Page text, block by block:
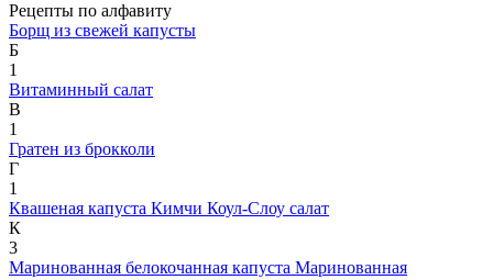
Рецепты по алфавиту
Борщ из свежей капусты
Б
1
Витаминный салат
В
1
Гратен из брокколи
Г
1
Квашеная капуста Кимчи Коул-Слоу салат
К
3
Маринованная белокочанная капуста Маринованная